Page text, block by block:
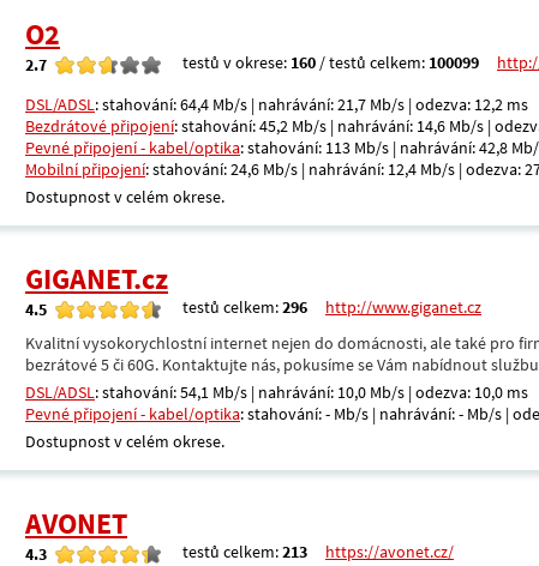
O2
2.7 testů v okrese: 160 / testů celkem: 100099
DSL/ADSL: stahování: 64,4 Mb/s | nahrávání: 21,7 Mb/s | odezva: 12,2 ms
Bezdrátové připojení: stahování: 45,2 Mb/s | nahrávání: 14,6 Mb/s |
Pevné připojení - kabel/optika: stahování: 113 Mb/s | nahrávání: 42,8
Mobilní připojení: stahování: 24,6 Mb/s | nahrávání: 12,4 Mb/s | odezva:
Dostupnost v celém okrese.
GIGANET.cz
4.5 testů celkem:296
http://www.giganet.cz
Kvalitní vysokorychlostní internet nejen do domácnosti, ale také pro
bezrátové 5 či 60G. Kontaktujte nás, pokusíme se Vám nabídnout
DSL/ADSL: stahování: 54,1 Mb/s | nahrávání: 10,0 Mb/s | odezva: 10,0 ms
Pevné připojení - kabel/optika: stahování: - Mb/s | nahrávání: - Mb/s |
Dostupnost v celém okrese.
AVONET
4.3 testů celkem:213
https://avonet.cz/